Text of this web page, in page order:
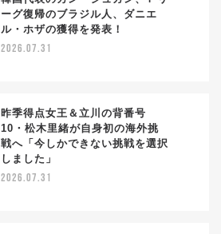
ーグ復帰のブラジル人、ダニエ
ル・ホザの獲得を発表！
2026.07.31
昨季得点女王＆立川の背番号
10・松木里緒が自身初の海外挑
戦へ「今しかできない挑戦を選択
しました」
2026.07.31